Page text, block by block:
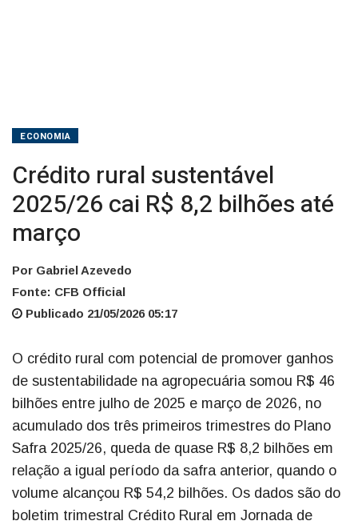
ECONOMIA
Crédito rural sustentável
2025/26 cai R$ 8,2 bilhões até
março
Por Gabriel Azevedo
Fonte: CFB Official
Publicado 21/05/2026 05:17
O crédito rural com potencial de promover ganhos
de sustentabilidade na agropecuária somou R$ 46
bilhões entre julho de 2025 e março de 2026, no
acumulado dos três primeiros trimestres do Plano
Safra 2025/26, queda de quase R$ 8,2 bilhões em
relação a igual período da safra anterior, quando o
volume alcançou R$ 54,2 bilhões. Os dados são do
boletim trimestral Crédito Rural em Jornada de